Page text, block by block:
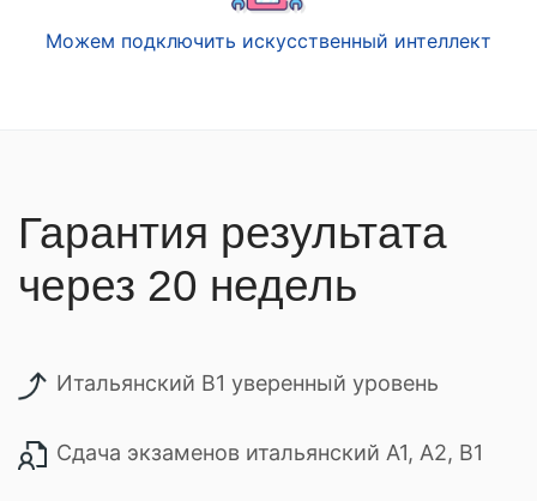
Можем подключить искусственный интеллект
Гарантия результата
через 20 недель
Итальянский B1 уверенный уровень
Сдача экзаменов итальянский А1, А2, В1